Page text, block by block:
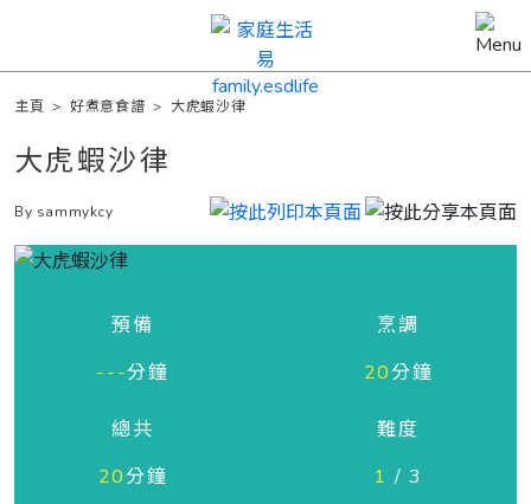
主頁 >好煮意食譜 > 大虎蝦沙律
大虎蝦沙律
By sammykcy
預備
---分鐘
烹調
20分鐘
總共
20分鐘
難度
1 / 3